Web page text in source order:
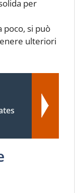
per
poco, si può
ulteriori